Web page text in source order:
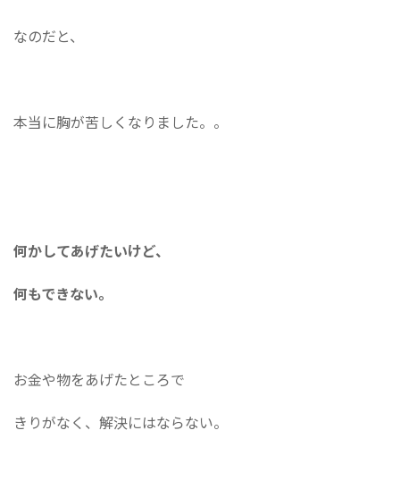
なのだと、
本当に胸が苦しくなりました。。
何かしてあげたいけど、
何もできない。
お金や物をあげたところで
きりがなく、解決にはならない。